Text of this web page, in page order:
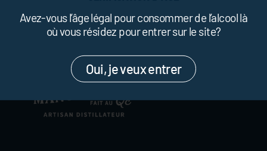
Avez-vous l’âge légal pour consommer de l’alcool là
où vous résidez pour entrer sur le site?
Oui, je veux entrer